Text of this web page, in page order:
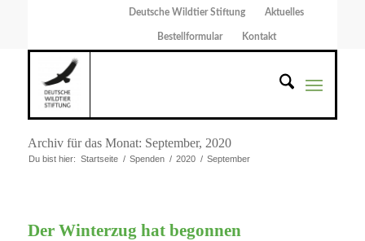
Deutsche Wildtier Stiftung Aktuelles
Bestellformular Kontakt
Archiv für das Monat: September, 2020
Du bist hier: Startseite / Spenden / 2020 / September
Der Winterzug hat begonnen